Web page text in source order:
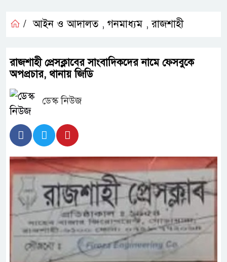
/ আইন ও আদালত , গনমাধ্যম ,রাজশাহী
রাজশাহী প্রেসক্লাবের সাংবাদিকদের নামে ফেসবুকে
অপপ্রচার, থানায় জিডি
ডেস্ক নিউজ